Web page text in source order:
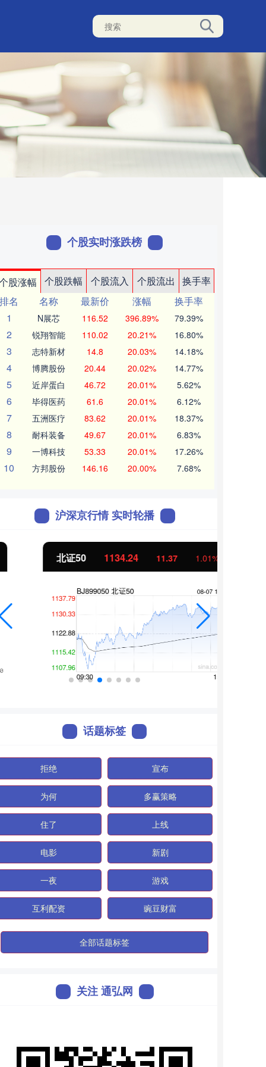
个股实时涨跌榜
股涨幅 个股跌幅 个股流入 个股流出
换手率
排名
名称 最新价 涨幅
换手率
1
N展芯 116.52 396.89% 79.39%
2 锐翔智能 110.02 20.21% 16.80%
3 志特新材 14.8 20.03% 14.18%
4 博腾股份 20.44 20.02% 14.77%
5 近岸蛋白 46.72 20.01% 5.62%
6 毕得医药 61.6 20.01% 6.12%
7 五洲医疗 83.62 20.01% 18.37%
8 耐科装备 49.67 20.01% 6.83%
9 一博科技 53.33 20.01% 17.26%
10 方邦股份 146.16 20.00% 7.68%
沪深京行情 实时轮播
1134.24 11.37 1.01%
话题标签
拒绝 宣布
为何 多赢策略
住了 上线
电影 新剧
一夜 游戏
互利配资 豌豆财富
全部话题标签
关注 通弘网